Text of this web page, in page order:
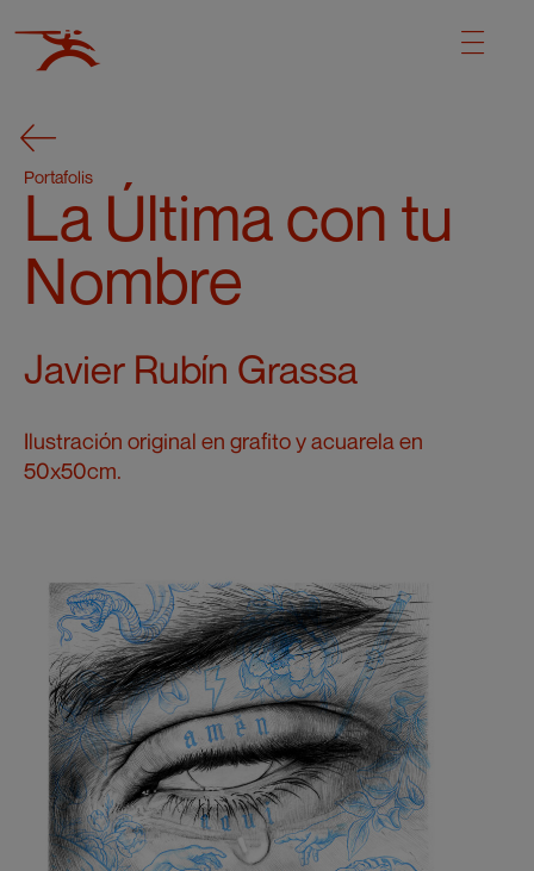
Portafolis
La Última con tu
Nombre
Javier Rubín Grassa
Ilustración original en grafito y acuarela en
50x50cm.